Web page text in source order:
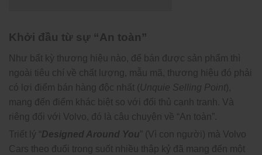
Khởi đầu từ sự “An toàn”
Như bất kỳ thương hiệu nào, để bán được sản phẩm thì
ngoài tiêu chí về chất lượng, mẫu mã, thương hiệu đó phải
có lợi điểm bán hàng độc nhất ( Unquie Selling Point),
mang đến điểm khác biệt so với đối thủ cạnh tranh. Và
riêng đối với Volvo, đó là câu chuyện về “An toàn”.
Triết lý “ Designed Around You” (Vì con người) mà Volvo
Cars theo đuổi trong suốt nhiều thập kỷ đã mang đến một